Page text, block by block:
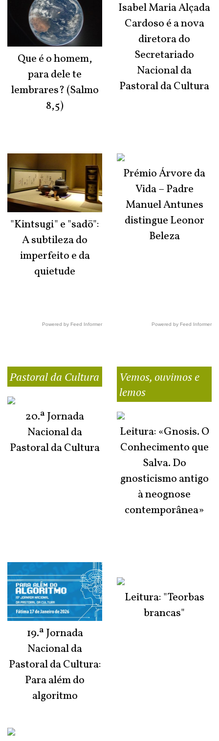
Que é o homem,
para dele te
lembrares? (Salmo
8,5)
"Kintsugi" e "sadō":
A subtileza do
imperfeito e da
quietude
Powered by Feed Informer
Isabel Maria Alçada
Cardoso é a nova
diretora do
Secretariado
Nacional da
Pastoral da Cultura
Prémio Árvore da
Vida – Padre
Manuel Antunes
distingue Leonor
Beleza
Powered by Feed Informer
Pastoral da Cultura
20.ª Jornada
Nacional da
Pastoral da Cultura
19.ª Jornada
Nacional da
Pastoral da Cultura:
Para além do
algoritmo
Vemos, ouvimos e
lemos
Leitura: «Gnosis. O
Conhecimento que
Salva. Do
gnosticismo antigo
à neognose
contemporânea»
Leitura: "Teorbas
brancas"